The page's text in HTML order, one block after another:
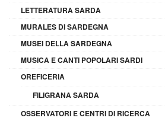
LETTERATURA SARDA
MURALES DI SARDEGNA
MUSEI DELLA SARDEGNA
MUSICA E CANTI POPOLARI SARDI
OREFICERIA
FILIGRANA SARDA
OSSERVATORI E CENTRI DI RICERCA